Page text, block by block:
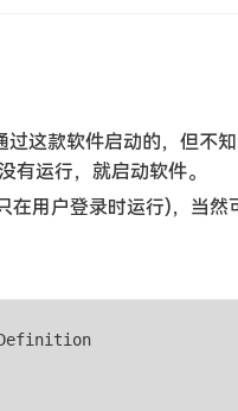
这款软件启动的，但不
有运行，就启动软件。
用户登录时运行)，当然